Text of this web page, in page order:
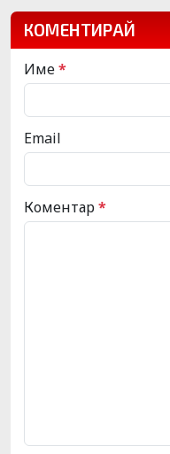
КОМЕНТИРАЙ
Име*
Email
Коментар*